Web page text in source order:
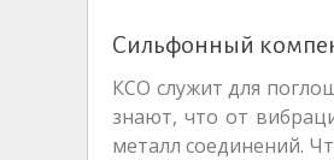
Сильфонный
КСО служит для
знают, что от
металл соединений.